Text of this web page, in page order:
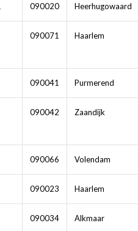
090020 Heerhugowaard
090071 Haarlem
090041 Purmerend
090042 Zaandijk
090066 Volendam
090023 Haarlem
090034 Alkmaar